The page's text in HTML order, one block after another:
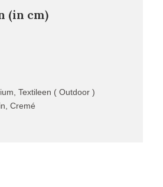
(in cm)
Textileen ( Outdoor )
Cremé